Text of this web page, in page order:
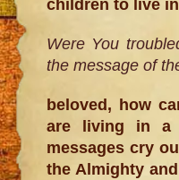
children to live
Were You
the message of
beloved, how
are living in a
messages cry
the Almighty